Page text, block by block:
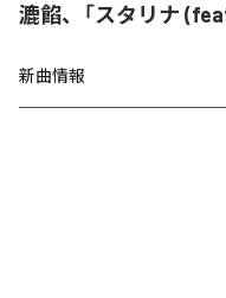
漉餡、「スタリナ
新曲情報